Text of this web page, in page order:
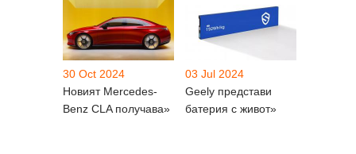
30 Oct 2024
Новият Mercedes-
Benz CLA получава»
03 Jul 2024
Geely представи
батерия с живот»